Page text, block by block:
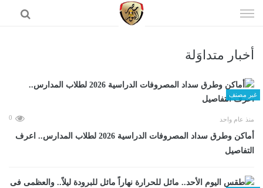
الى
أخبار متداوَلة
غير مصنف
منذ عام واحد 0
أماكن وطرق سداد المصروفات الدراسية 2026 لطلاب المدارس.. اعرف
التفاصيل